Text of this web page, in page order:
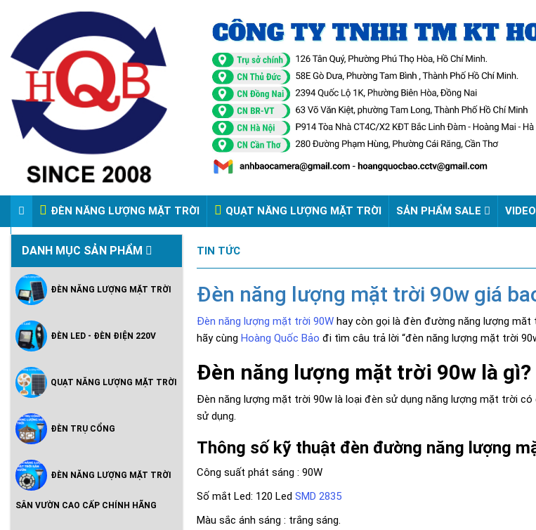
ĐÈN NĂNG LƯỢNG MẶT TRỜI QUẠT NĂNG LƯỢNG MẶT TRỜI SẢN PHẨM SALE VIDEO
VIDEO ĐÈN PHA ĐIỆN 220V
DANH MỤC SẢN PHẨM
ĐÈN NĂNG LƯỢNG MẶT TRỜI
ĐÈN LED - ĐÈN ĐIỆN 220V
Hoàng Quốc Bảo - Độ Sáng Cao,
QUẠT NĂNG LƯỢNG MẶT TRỜI
ĐÈN TRỤ CỔNG
ĐÈN NĂNG LƯỢNG MẶT TRỜI
SÂN VƯỜN CAO CẤP CHÍNH HÃNG
TIN TỨC
Đèn năng lượng mặt trời 90w giá
Đèn năng lượng mặt trời 90W hay còn gọi là đèn đường năng lượng măt
hãy cùngHoàng Quốc Bảo đi tìm câu trả lời “đèn năng lượng mặt trời
Đèn năng lượng mặt trời 90w là gì?
Đèn năng lượng mặt trời 90w là loại đèn sử dụng năng lượng mặt trời
sử dụng.
Thông số kỹ thuật đèn đường năng lượng
Công suất phát sáng : 90W
Số mắt Led: 120 LedSMD 2835
Màu sắc ánh sáng : trắng sáng.